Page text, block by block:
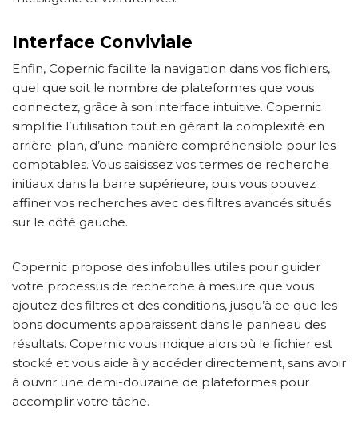
Interface Conviviale
Enfin, Copernic facilite la navigation dans vos fichiers,
quel que soit le nombre de plateformes que vous
connectez, grâce à son interface intuitive. Copernic
simplifie l’utilisation tout en gérant la complexité en
arrière-plan, d’une manière compréhensible pour les
comptables. Vous saisissez vos termes de recherche
initiaux dans la barre supérieure, puis vous pouvez
affiner vos recherches avec des filtres avancés situés
sur le côté gauche.
Copernic propose des infobulles utiles pour guider
votre processus de recherche à mesure que vous
ajoutez des filtres et des conditions, jusqu’à ce que les
bons documents apparaissent dans le panneau des
résultats. Copernic vous indique alors où le fichier est
stocké et vous aide à y accéder directement, sans avoir
à ouvrir une demi-douzaine de plateformes pour
accomplir votre tâche.